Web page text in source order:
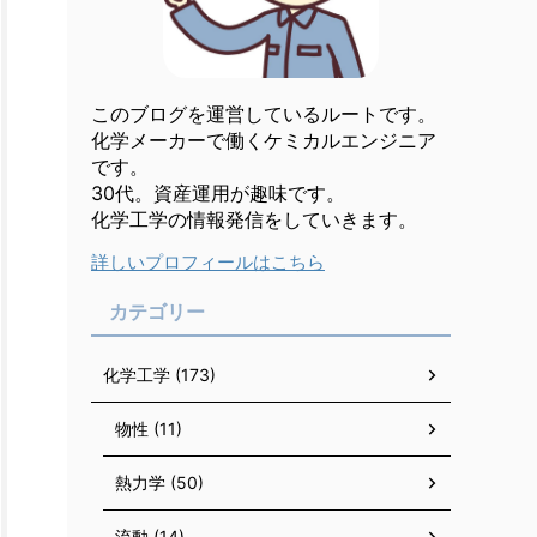
このブログを運営しているルートです。
化学メーカーで働くケミカルエンジニア
です。
30代。資産運用が趣味です。
化学工学の情報発信をしていきます。
詳しいプロフィールはこちら
カテゴリー
化学工学 (173)
物性 (11)
熱力学 (50)